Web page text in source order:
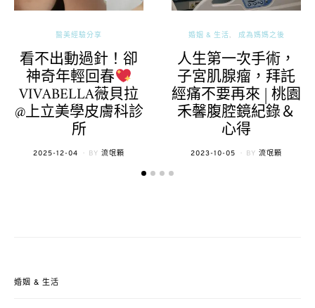
醫美經驗分享
看不出動過針！卻
神奇年輕回春
VIVABELLA薇貝拉
@上立美學皮膚科診
所
POSTED
2025-12-04 BY 流氓顆
婚姻 & 生活 成為媽媽之後
人生第一次手術，
子宮肌腺瘤，拜託
經痛不要再來 | 桃園
禾馨腹腔鏡紀錄＆
心得
POSTED
2023-10-05 BY 流氓顆
婚姻 & 生活